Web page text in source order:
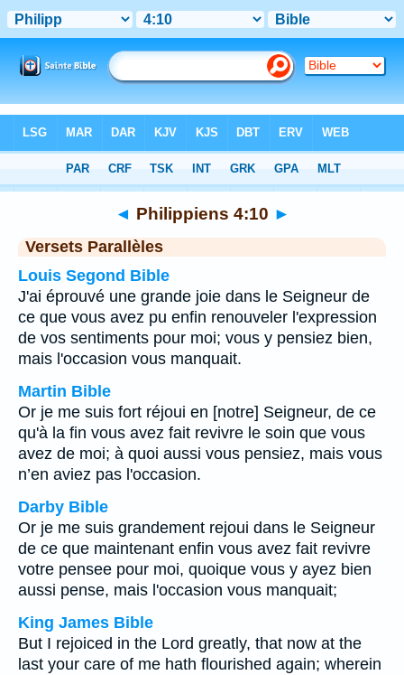
Chapitre 4 > Verset 10
◄ Philippiens 4:10 ►
Versets Parallèles
Louis Segond Bible
J'ai éprouvé une grande joie dans le Seigneur de
ce que vous avez pu enfin renouveler l'expression
de vos sentiments pour moi; vous y pensiez bien,
mais l'occasion vous manquait.
Martin Bible
Or je me suis fort réjoui en [notre] Seigneur, de ce
qu'à la fin vous avez fait revivre le soin que vous
avez de moi; à quoi aussi vous pensiez, mais vous
n’en aviez pas l'occasion.
Darby Bible
Or je me suis grandement rejoui dans le Seigneur
de ce que maintenant enfin vous avez fait revivre
votre pensee pour moi, quoique vous y ayez bien
aussi pense, mais l'occasion vous manquait;
King James Bible
But I rejoiced in the Lord greatly, that now at the
last your care of me hath flourished again; wherein